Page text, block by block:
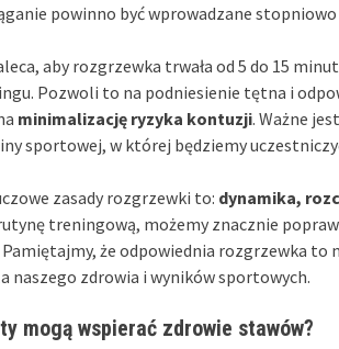
powinno być wprowadzane
aby rozgrzewka trwała od 5 do 15
Pozwoli to na podniesienie tętna i
minimalizację ryzyka kontuzji. Ważne
sportowej, w której będziemy
zasady rozgrzewki to: dynamika,
treningową, możemy znacznie
że odpowiednia rozgrzewka
naszego zdrowia i wyników sportowych.
mogą wspierać zdrowie stawów?